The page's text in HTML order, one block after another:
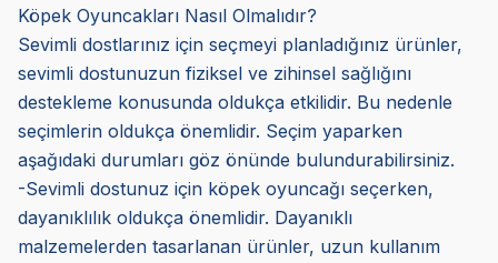
Köpek Oyuncakları Nasıl Olmalıdır?
Sevimli dostlarınız için seçmeyi planladığınız ürünler,
sevimli dostunuzun fiziksel ve zihinsel sağlığını
destekleme konusunda oldukça etkilidir. Bu nedenle
seçimlerin oldukça önemlidir. Seçim yaparken
aşağıdaki durumları göz önünde bulundurabilirsiniz.
-Sevimli dostunuz için köpek oyuncağı seçerken,
dayanıklılık oldukça önemlidir. Dayanıklı
malzemelerden tasarlanan ürünler, uzun kullanım